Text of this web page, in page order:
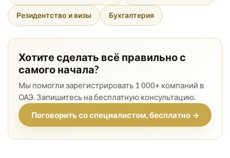
Резидентство и визы Бухгалтерия
Хотите сделать всё правильно с
самого начала?
Мы помогли зарегистрировать 1 000+ компаний в
ОАЭ. Запишитесь на бесплатную консультацию.
Поговорить со специалистом, бесплатно →